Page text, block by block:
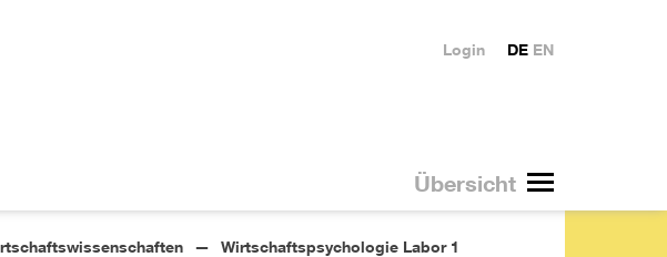
Übersicht
DE EN
Login
Wirtschaftspsychologie Labor 1